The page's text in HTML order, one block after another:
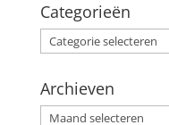
Categorieën
Categorieën
Archieven
Archieven